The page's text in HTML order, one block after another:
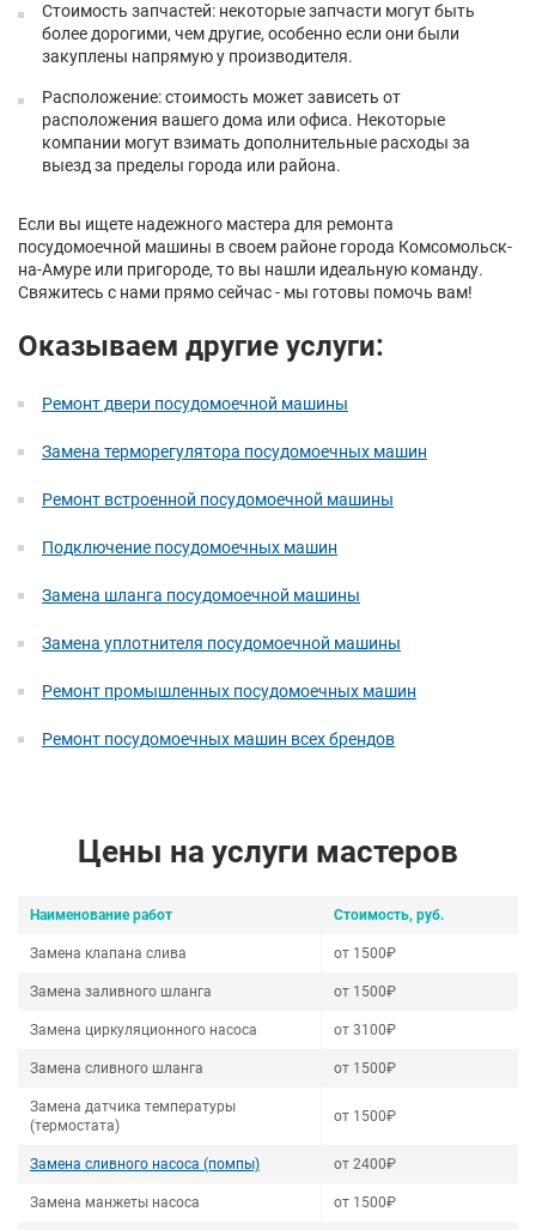
Стоимость запчастей: некоторые запчасти могут быть
более дорогими, чем другие, особенно если они были
закуплены напрямую у производителя.
Расположение: стоимость может зависеть от
расположения вашего дома или офиса. Некоторые
компании могут взимать дополнительные расходы за
выезд за пределы города или района.
Если вы ищете надежного мастера для ремонта
посудомоечной машины в своем районе города Комсомольск-
на-Амуре или пригороде, то вы нашли идеальную команду.
Свяжитесь с нами прямо сейчас - мы готовы помочь вам!
Оказываем другие услуги:
Ремонт двери посудомоечной машины
Замена терморегулятора посудомоечных машин
Ремонт встроенной посудомоечной машины
Подключение посудомоечных машин
Замена шланга посудомоечной машины
Замена уплотнителя посудомоечной машины
Ремонт промышленных посудомоечных машин
Ремонт посудомоечных машин всех брендов
Цены на услуги мастеров
Наименование работ Стоимость, руб.
Замена клапана слива от 1500₽
Замена заливного шланга от 1500₽
Замена циркуляционного насоса от 3100₽
Замена сливного шланга от 1500₽
Замена датчика температуры
(термостата)
от 1500₽
Замена сливного насоса (помпы) от 2400₽
Замена манжеты насоса от 1500₽